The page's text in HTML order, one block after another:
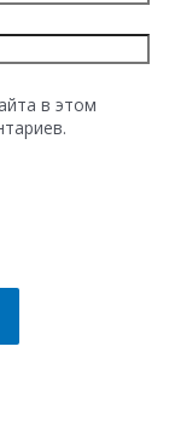
в этом